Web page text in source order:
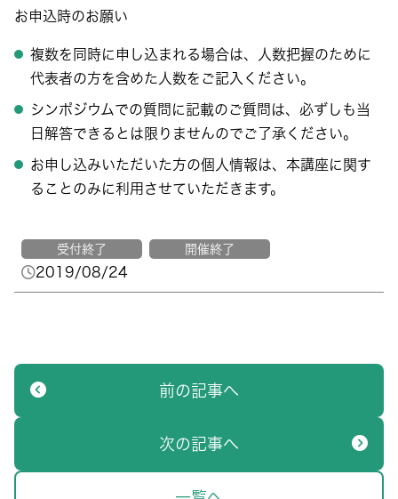
お申込時のお願い
複数を同時に申し込まれる場合は、人数把握のために
代表者の方を含めた人数をご記入ください。
シンポジウムでの質問に記載のご質問は、必ずしも当
日解答できるとは限りませんのでご了承ください。
お申し込みいただいた方の個人情報は、本講座に関す
ることのみに利用させていただきます。
受付終了 開催終了
2019/08/24
前の記事へ
次の記事へ